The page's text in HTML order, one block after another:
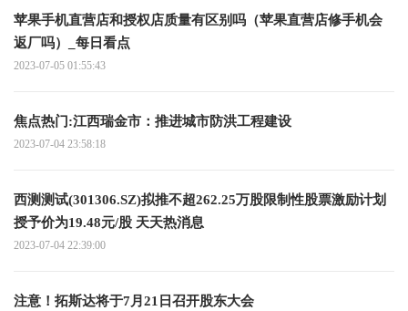
苹果手机直营店和授权店质量有区别吗（苹果直营店修手机会
返厂吗）_每日看点
2023-07-05 01:55:43
焦点热门:江西瑞金市：推进城市防洪工程建设
2023-07-04 23:58:18
西测测试(301306.SZ)拟推不超262.25万股限制性股票激励计划
授予价为19.48元/股 天天热消息
2023-07-04 22:39:00
注意！拓斯达将于7月21日召开股东大会